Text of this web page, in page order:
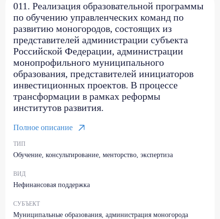
011. Реализация образовательной программы
по обучению управленческих команд по
развитию моногородов, состоящих из
представителей администрации субъекта
Российской Федерации, администрации
монопрофильного муниципального
образования, представителей инициаторов
инвестиционных проектов. В процессе
трансформации в рамках реформы
институтов развития.
Полное описание
ТИП
Обучение, консультирование, менторство, экспертиза
ВИД
Нефинансовая поддержка
СУБЪЕКТ
Муниципальные образования, администрация моногорода